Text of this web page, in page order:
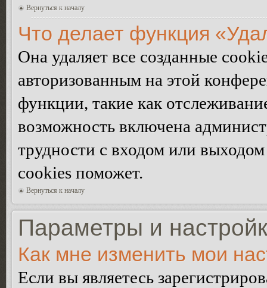
Вернуться к началу
Что делает функция
Она удаляет все созданные
авторизованным на этой
функции, такие как
возможность включена
трудности с входом или
cookies поможет.
Вернуться к началу
Параметры и
Как мне изменить мои
Если вы являетесь